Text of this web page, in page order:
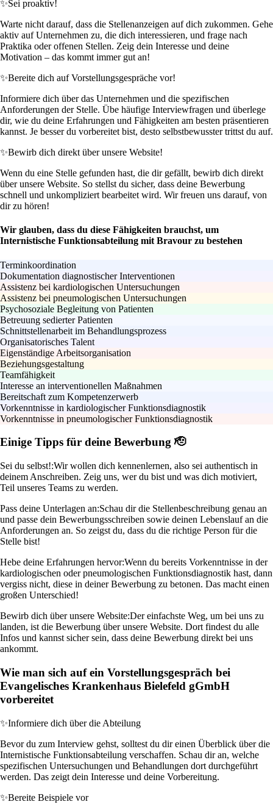
✨Sei proaktiv!
Warte nicht darauf, dass die Stellenanzeigen auf dich zukommen. Gehe
aktiv auf Unternehmen zu, die dich interessieren, und frage nach
Praktika oder offenen Stellen. Zeig dein Interesse und deine
Motivation – das kommt immer gut an!
✨Bereite dich auf Vorstellungsgespräche vor!
Informiere dich über das Unternehmen und die spezifischen
Anforderungen der Stelle. Übe häufige Interviewfragen und überlege
dir, wie du deine Erfahrungen und Fähigkeiten am besten präsentieren
kannst. Je besser du vorbereitet bist, desto selbstbewusster trittst du auf.
✨Bewirb dich direkt über unsere Website!
Wenn du eine Stelle gefunden hast, die dir gefällt, bewirb dich direkt
über unsere Website. So stellst du sicher, dass deine Bewerbung
schnell und unkompliziert bearbeitet wird. Wir freuen uns darauf, von
dir zu hören!
Wir glauben, dass du diese Fähigkeiten brauchst, um
Internistische Funktionsabteilung mit Bravour zu bestehen
Terminkoordination
Dokumentation diagnostischer Interventionen
Assistenz bei kardiologischen Untersuchungen
Assistenz bei pneumologischen Untersuchungen
Psychosoziale Begleitung von Patienten
Betreuung sedierter Patienten
Schnittstellenarbeit im Behandlungsprozess
Organisatorisches Talent
Eigenständige Arbeitsorganisation
Beziehungsgestaltung
Teamfähigkeit
Interesse an interventionellen Maßnahmen
Bereitschaft zum Kompetenzerwerb
Vorkenntnisse in kardiologischer Funktionsdiagnostik
Vorkenntnisse in pneumologischer Funktionsdiagnostik
Einige Tipps für deine Bewerbung 🫡
Sei du selbst!:Wir wollen dich kennenlernen, also sei authentisch in
deinem Anschreiben. Zeig uns, wer du bist und was dich motiviert,
Teil unseres Teams zu werden.
Pass deine Unterlagen an:Schau dir die Stellenbeschreibung genau an
und passe dein Bewerbungsschreiben sowie deinen Lebenslauf an die
Anforderungen an. So zeigst du, dass du die richtige Person für die
Stelle bist!
Hebe deine Erfahrungen hervor:Wenn du bereits Vorkenntnisse in der
kardiologischen oder pneumologischen Funktionsdiagnostik hast, dann
vergiss nicht, diese in deiner Bewerbung zu betonen. Das macht einen
großen Unterschied!
Bewirb dich über unsere Website:Der einfachste Weg, um bei uns zu
landen, ist die Bewerbung über unsere Website. Dort findest du alle
Infos und kannst sicher sein, dass deine Bewerbung direkt bei uns
ankommt.
Wie man sich auf ein Vorstellungsgespräch bei
Evangelisches Krankenhaus Bielefeld gGmbH
vorbereitet
✨Informiere dich über die Abteilung
Bevor du zum Interview gehst, solltest du dir einen Überblick über die
Internistische Funktionsabteilung verschaffen. Schau dir an, welche
spezifischen Untersuchungen und Behandlungen dort durchgeführt
werden. Das zeigt dein Interesse und deine Vorbereitung.
✨Bereite Beispiele vor